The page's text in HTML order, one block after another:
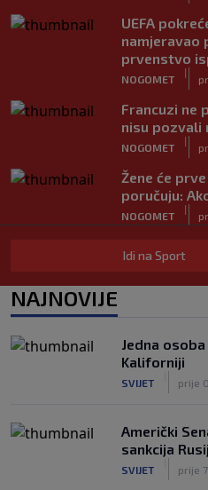
UEFA
namjeravao
prvenstvo
NOGOMET
|
Francuzi ne
nisu pozvali
NOGOMET
|
Žene će
poručuju:
NOGOMET
|
Zvanično:
zadužio broj
NOGOMET
se pitaju
OSTALI SPORTOVI
Idi na Sport
NAJNOVIJE
Jedna
Kaliforniji
SVIJET prije
Američki
sankcija
SVIJET prije